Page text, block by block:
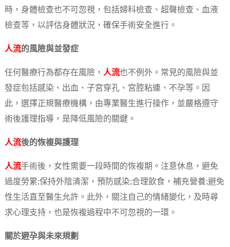
時，身體檢查也不可忽視，包括婦科檢查、超聲檢查、血液
檢查等，以評估身體狀況，確保手術安全進行。
人流的風險與並發症
任何醫療行為都存在風險， 人流也不例外。常見的風險與並
發症包括感染、出血、子宮穿孔、宮腔粘連、不孕等。因
此，選擇正規醫療機構，由專業醫生進行操作，並嚴格遵守
術後護理指導，是降低風險的關鍵。
人流後的恢複與護理
人流手術後，女性需要一段時間的恢複期。注意休息，避免
過度勞累;保持外陰清潔，預防感染;合理飲食，補充營養;避免
性生活直至醫生允許。此外，關注自己的情緒變化，及時尋
求心理支持，也是恢複過程中不可忽視的一環。
關於避孕與未來規劃